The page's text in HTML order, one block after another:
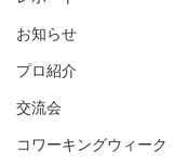
お知らせ
プロ紹介
交流会
コワーキングウィーク